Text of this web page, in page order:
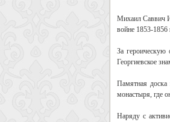
Михаил Саввич
войне 1853-1856
За
Георгиевское
Памятная доска
монастыря, где
Наряду с